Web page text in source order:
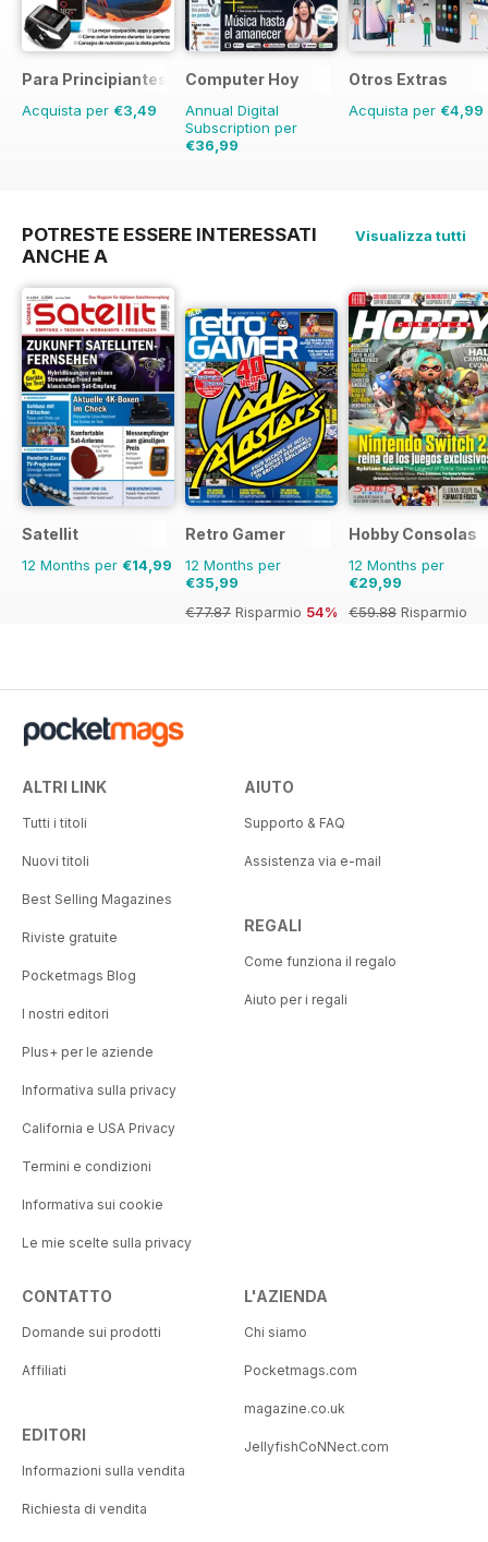
Para Principiantes
Acquista per €3,49
Computer Hoy
Annual Digital
Subscription per
€36,99
Otros Extras
Acquista per €4,99
POTRESTE ESSERE INTERESSATI
ANCHE A
Visualizza tutti
Satellit
12 Months per €14,99
Retro Gamer
12 Months per
€35,99
€77.87 Risparmio 54%
Hobby Consolas
12 Months per
€29,99
€59.88 Risparmio
ALTRI LINK
Tutti i titoli
Nuovi titoli
Best Selling Magazines
Riviste gratuite
Pocketmags Blog
I nostri editori
Plus+ per le aziende
Informativa sulla privacy
California e USA Privacy
Termini e condizioni
Informativa sui cookie
Le mie scelte sulla privacy
AIUTO
Supporto & FAQ
Assistenza via e-mail
REGALI
Come funziona il regalo
Aiuto per i regali
CONTATTO
Domande sui prodotti
Affiliati
EDITORI
Informazioni sulla vendita
Richiesta di vendita
L'AZIENDA
Chi siamo
Pocketmags.com
magazine.co.uk
JellyfishCoNNect.com